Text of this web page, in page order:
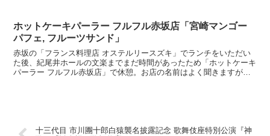
ホットケーキパーラー フルフル赤坂店「宮崎マンゴー
パフェ, フルーツサンド」
赤坂の「フランス料理店 オステルリースズキ」でランチをいただい
た後、紀尾井ホールの文楽までまだ時間があったため「ホットケーキ
パーラー フルフル赤坂店」で休憩。お店の名前はよく聞きますが、
十三代目 市川團十郎白猿襲名披露記念 歌舞伎座特別公演『神